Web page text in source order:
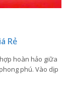
Rẻ
hoàn hảo giữa
phú. Vào dịp